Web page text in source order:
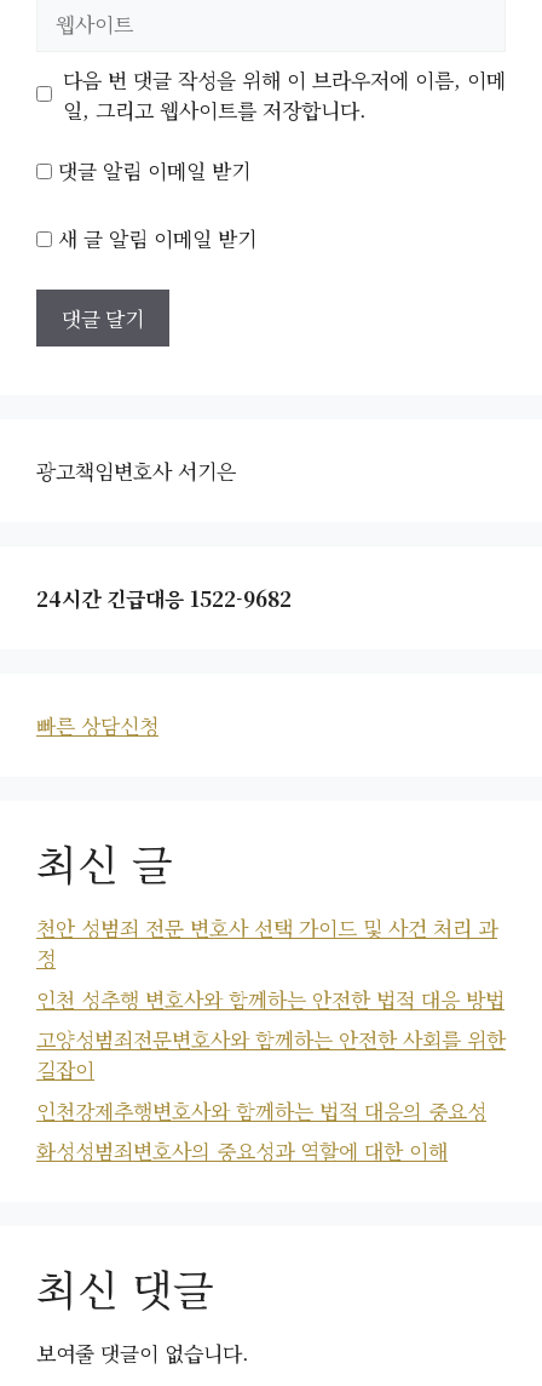
트
다음 번 댓글 작성을 위해 이 브라우저에 이름, 이메
일, 그리고 웹사이트를 저장합니다.
댓글 알림 이메일 받기
새 글 알림 이메일 받기
광고책임변호사 서기은
24시간 긴급대응 1522-9682
빠른 상담신청
최신 글
천안 성범죄 전문 변호사 선택 가이드 및 사건 처리 과
정
인천 성추행 변호사와 함께하는 안전한 법적 대응 방법
고양성범죄전문변호사와 함께하는 안전한 사회를 위한
길잡이
인천강제추행변호사와 함께하는 법적 대응의 중요성
화성성범죄변호사의 중요성과 역할에 대한 이해
최신 댓글
보여줄 댓글이 없습니다.